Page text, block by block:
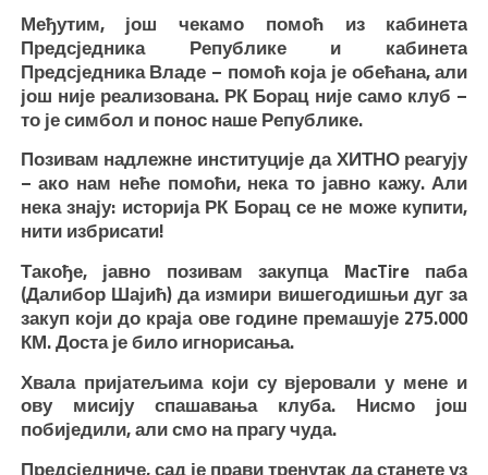
Међутим, још чекамо помоћ из кабинета
Предсједника Републике и кабинета
Предсједника Владе – помоћ која је обећана, али
још није реализована. РК Борац није само клуб –
то је симбол и понос наше Републике.
Позивам надлежне институције да ХИТНО реагују
– ако нам неће помоћи, нека то јавно кажу. Али
нека знају: историја РК Борац се не може купити,
нити избрисати!
Такође, јавно позивам закупца MacTire паба
(Далибор Шајић) да измири вишегодишњи дуг за
закуп који до краја ове године премашује 275.000
КМ. Доста је било игнорисања.
Хвала пријатељима који су вјеровали у мене и
ову мисију спашавања клуба. Нисмо још
побиједили, али смо на прагу чуда.